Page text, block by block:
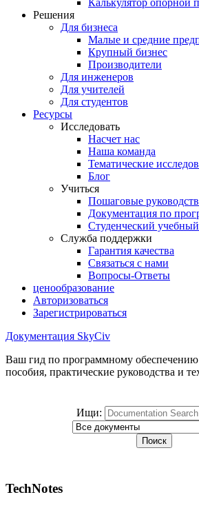
Калькулятор опорной
Решения
Для бизнеса
Малые и средние
Крупный бизнес
Производители
Для инженеров
Для учителей
Для студентов
Ресурсы
Исследовать
Насчет нас
Наша команда
Тематические
Блог
Учиться
Пошаговые
Документация по
Студенческий
Служба поддержки
Гарантия качества
Связаться с нами
Вопросы-Ответы
ценообразование
Авторизоваться
Зарегистрироваться
Документация SkyCiv
Ваш гид по программному
пособия, практические руководства и
Ищи:
TechNotes